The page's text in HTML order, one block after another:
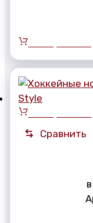
Сравнить
в